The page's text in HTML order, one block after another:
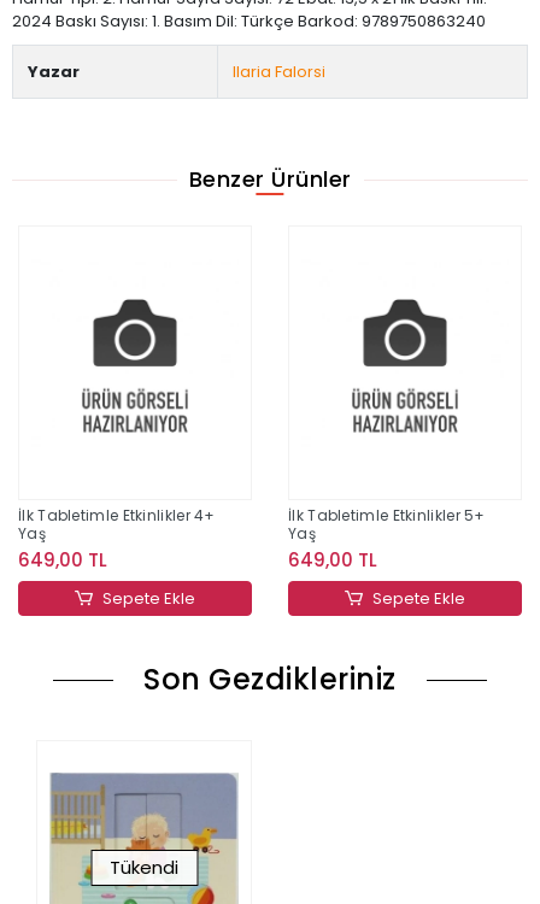
2024 Baskı Sayısı: 1. Basım Dil: Türkçe Barkod: 9789750863240
Yazar Ilaria Falorsi
Benzer Ürünler
İlk Tabletimle Etkinlikler 4+
Yaş
649,00 TL
Sepete Ekle
İlk Tabletimle Etkinlikler 5+
Yaş
649,00 TL
Sepete Ekle
Son Gezdikleriniz
Tükendi